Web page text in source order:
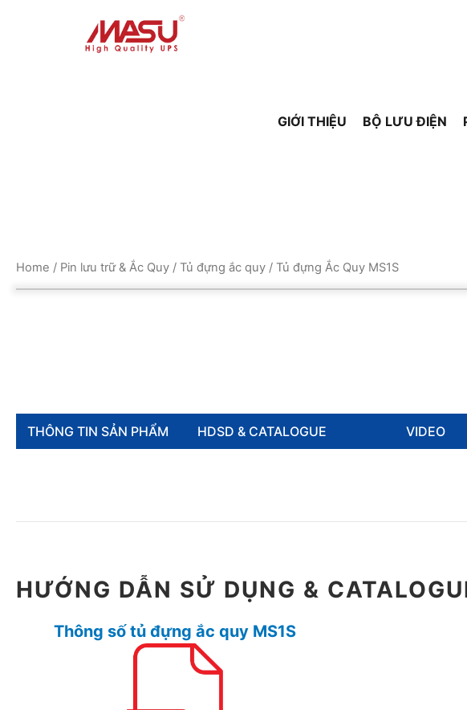
GIỚI THIỆU BỘ LƯU ĐIỆN
Home / Pin lưu trữ & Ắc Quy / Tủ đựng ắc quy / Tủ đựng Ắc Quy MS1S
THÔNG TIN SẢN PHẨM HDSD & CATALOGUE VIDEO
HƯỚNG DẪN SỬ DỤNG &
Thông số tủ đựng ắc quy MS1S